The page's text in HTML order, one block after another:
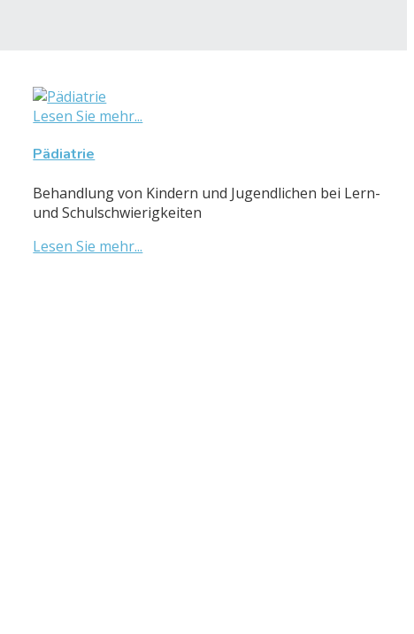
Lesen Sie mehr...
Pädiatrie
Behandlung von Kindern und Jugendlichen bei Lern-
und Schulschwierigkeiten
Lesen Sie mehr...